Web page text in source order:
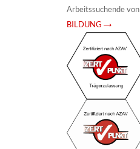
Arbeitssuchende von
BILDUNG →